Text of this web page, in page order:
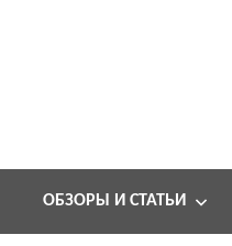
ОБЗОРЫ И СТАТЬИ